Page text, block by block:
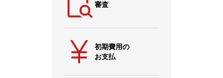
審査
初期費用の
お支払